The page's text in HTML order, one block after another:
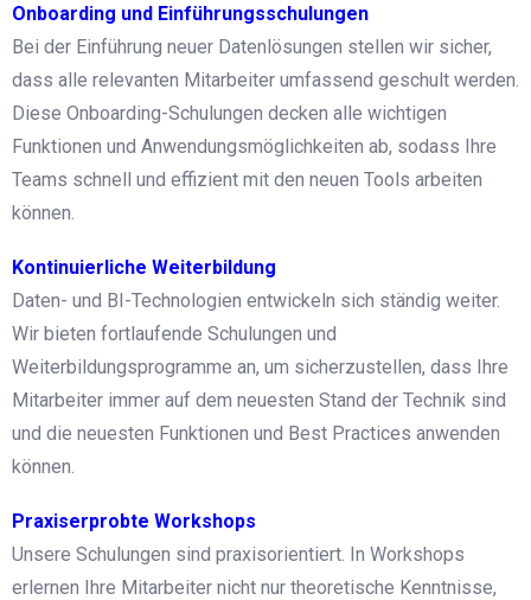
Onboarding und Einführungsschulungen
Bei der Einführung neuer Datenlösungen stellen wir sicher,
dass alle relevanten Mitarbeiter umfassend geschult werden.
Diese Onboarding-Schulungen decken alle wichtigen
Funktionen und Anwendungsmöglichkeiten ab, sodass Ihre
Teams schnell und effizient mit den neuen Tools arbeiten
können.
Kontinuierliche Weiterbildung
Daten- und BI-Technologien entwickeln sich ständig weiter.
Wir bieten fortlaufende Schulungen und
Weiterbildungsprogramme an, um sicherzustellen, dass Ihre
Mitarbeiter immer auf dem neuesten Stand der Technik sind
und die neuesten Funktionen und Best Practices anwenden
können.
Praxiserprobte Workshops
Unsere Schulungen sind praxisorientiert. In Workshops
erlernen Ihre Mitarbeiter nicht nur theoretische Kenntnisse,